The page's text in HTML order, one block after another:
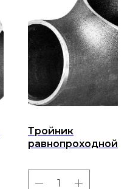
Тройник
равнопроходной
бесшовный ГОСТ
2001